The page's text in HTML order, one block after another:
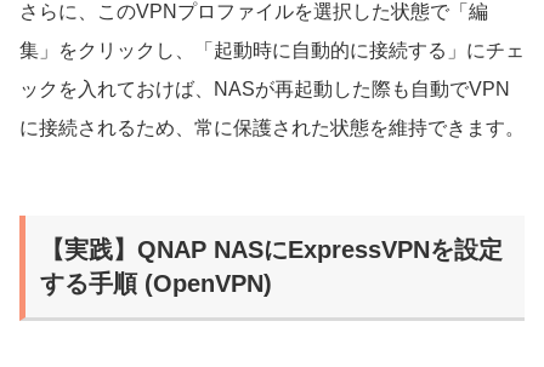
さらに、このVPNプロファイルを選択した状態で「編
集」をクリックし、「起動時に自動的に接続する」にチェ
ックを入れておけば、NASが再起動した際も自動でVPN
に接続されるため、常に保護された状態を維持できます。
【実践】QNAP NASにExpressVPNを設定
する手順 (OpenVPN)